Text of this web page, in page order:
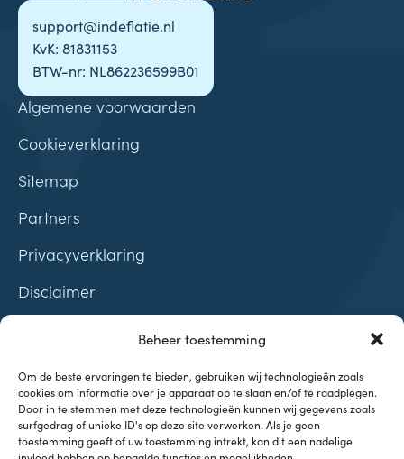
Beheer toestemming
Om de beste ervaringen te bieden, gebruiken wij technologieën zoals
cookies om informatie over je apparaat op te slaan en/of te raadplegen.
Door in te stemmen met deze technologieën kunnen wij gegevens zoals
surfgedrag of unieke ID's op deze site verwerken. Als je geen
toestemming geeft of uw toestemming intrekt, kan dit een nadelige
support@indeflatie.nl
KvK: 81831153
BTW-nr: NL862236599B01
Algemene voorwaarden
Cookieverklaring
Sitemap
Partners
Privacyverklaring
Disclaimer